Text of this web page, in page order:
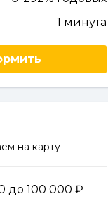
1 минута
на карту
до 100 000